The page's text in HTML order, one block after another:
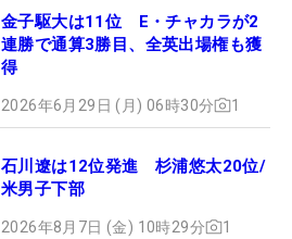
金子駆大は11位 E・チャカラが2
連勝で通算3勝目、全英出場権も獲
得
2026年6月29日 (月) 06時30分 1
石川遼は12位発進 杉浦悠太20位/
米男子下部
2026年8月7日 (金) 10時29分 1